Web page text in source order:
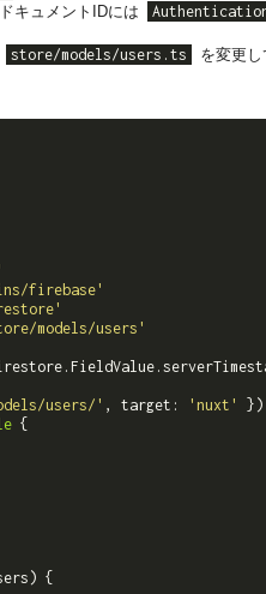
キュメントIDには
store/models/users.ts を変更し
firebase'
models/users'
users/' , target: 'nuxt'
{
) {